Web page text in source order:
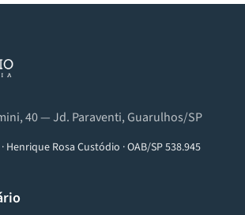
40 — Jd. Paraventi, Guarulhos/SP
· Henrique Rosa Custódio ·OAB/SP 538.945